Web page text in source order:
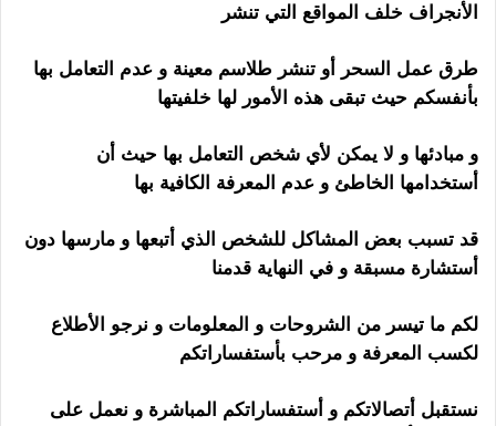
الأنجراف خلف المواقع التي تنشر
طرق عمل السحر أو تنشر طلاسم معينة و عدم التعامل بها
بأنفسكم حيث تبقى هذه الأمور لها خلفيتها
و مبادئها و لا يمكن لأي شخص التعامل بها حيث أن
أستخدامها الخاطئ و عدم المعرفة الكافية بها
قد تسبب بعض المشاكل للشخص الذي أتبعها و مارسها دون
أستشارة مسبقة و في النهاية قدمنا
لكم ما تيسر من الشروحات و المعلومات و نرجو الأطلاع
لكسب المعرفة و مرحب بأستفساراتكم
نستقبل أتصالاتكم و أستفساراتكم المباشرة و نعمل على